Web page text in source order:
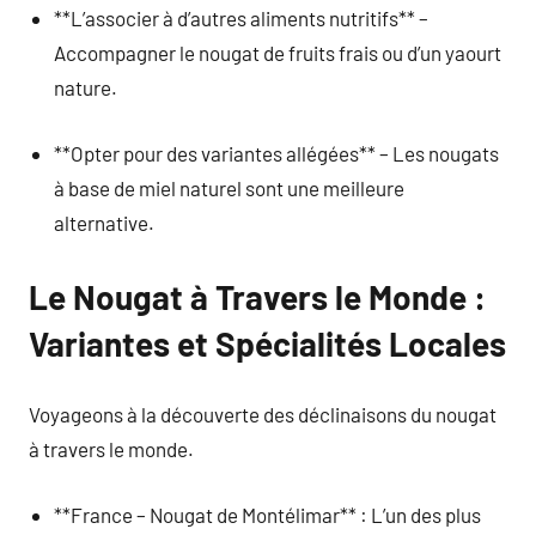
**L’associer à d’autres aliments nutritifs** –
Accompagner le nougat de fruits frais ou d’un yaourt
nature.
**Opter pour des variantes allégées** – Les nougats
à base de miel naturel sont une meilleure
alternative.
Le Nougat à Travers le Monde :
Variantes et Spécialités Locales
Voyageons à la découverte des déclinaisons du nougat
à travers le monde.
**France – Nougat de Montélimar** : L’un des plus